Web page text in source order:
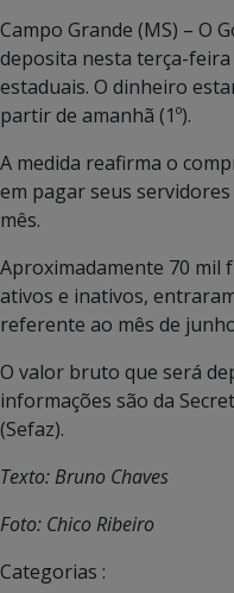
Campo Grande (MS) – O
deposita nesta terça-
estaduais. O dinheiro
partir de amanhã (1º).
A medida reafirma o
em pagar seus
mês.
Aproximadamente 70 mil
ativos e inativos,
referente ao mês de
O valor bruto que será
informações são da
(Sefaz).
Texto: Bruno Chaves
Foto: Chico Ribeiro
Categorias :